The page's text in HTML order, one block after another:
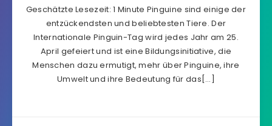
Geschätzte Lesezeit: 1 Minute Pinguine sind einige der
entzückendsten und beliebtesten Tiere. Der
Internationale Pinguin-Tag wird jedes Jahr am 25.
April gefeiert und ist eine Bildungsinitiative, die
Menschen dazu ermutigt, mehr über Pinguine, ihre
Umwelt und ihre Bedeutung für das[…]